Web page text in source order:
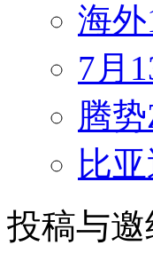
海
7月
腾
比
投稿与